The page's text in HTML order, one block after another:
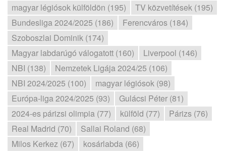
magyar légiósok külföldön (195)
TV közvetítések (195)
Bundesliga 2024/2025 (186)
Ferencváros (184)
Szoboszlai Dominik (174)
Magyar labdarúgó válogatott (160)
Liverpool (146)
NBI (138)
Nemzetek Ligája 2024/25 (106)
NBI 2024/2025 (100)
magyar légiósok (98)
Európa-liga 2024/2025 (93)
Gulácsi Péter (81)
2024-es párizsi olimpia (77)
külföld (77)
Párizs (76)
Real Madrid (70)
Sallai Roland (68)
Milos Kerkez (67)
kosárlabda (66)